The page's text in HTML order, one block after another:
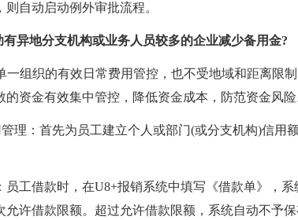
自动启动例外审批流程。
地分支机构或业务人员较多的企业减少备用金?
组织的有效日常费用管控，也不受地域和距离限制
的资金有效集中管控，降低资金成本，防范资金风险
：首先为员工建立个人或部门(或分支机构)信用
借款时，在U8+报销系统中填写《借款单》，系
允许借款限额。超过允许借款限额，系统自动不予